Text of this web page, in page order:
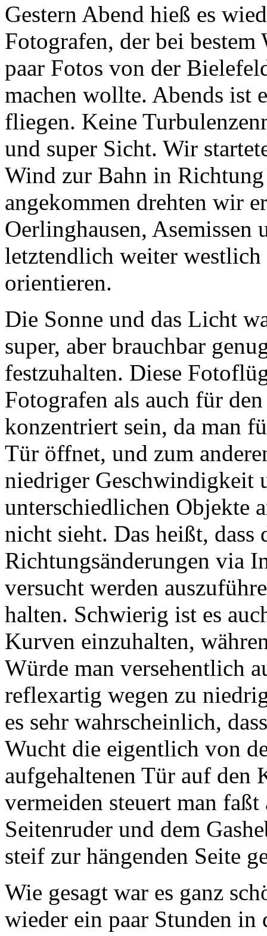
Gestern Abend hieß es
Fotografen, der bei
paar Fotos von der
machen wollte. Abends ist
fliegen. Keine
und super Sicht. Wir
Wind zur Bahn in
angekommen drehten wir
Oerlinghausen, Asemissen
letztendlich weiter
orientieren.
Die Sonne und das Licht
super, aber brauchbar
festzuhalten. Diese
Fotografen als auch für
konzentriert sein, da man
Tür öffnet, und zum
niedriger Geschwindigkeit
unterschiedlichen Objekte
nicht sieht. Das heißt, dass
Richtungsänderungen via
versucht werden
halten. Schwierig ist es
Kurven einzuhalten,
Würde man versehentlich
reflexartig wegen zu
es sehr wahrscheinlich,
Wucht die eigentlich von
aufgehaltenen Tür auf den
vermeiden steuert man
Seitenruder und dem
steif zur hängenden Seite
Wie gesagt war es ganz
wieder ein paar Stunden in